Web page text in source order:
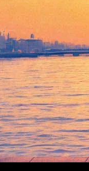
раз дало свои
с
на французский лад.